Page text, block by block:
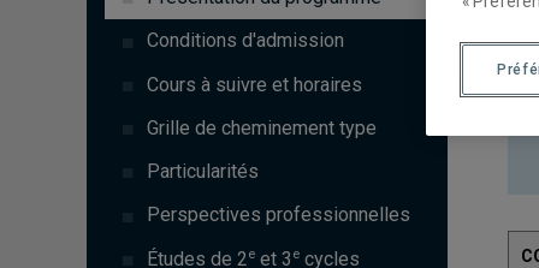
Conditions d'admission
Cours à suivre et horaires
Grille de cheminement type
Particularités
Perspectives professionnelles
Études de 2 e et 3 e cycles